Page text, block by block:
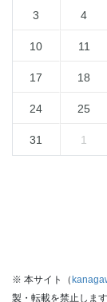
3 4
10 11
17 18
24 25
31 1
※ 本サイト（
製・転載を禁止します